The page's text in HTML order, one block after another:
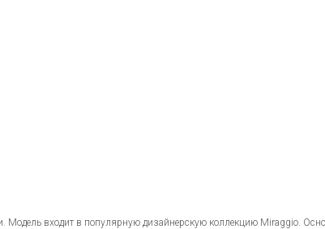
входит в популярную дизайнерскую коллекцию Miraggio.